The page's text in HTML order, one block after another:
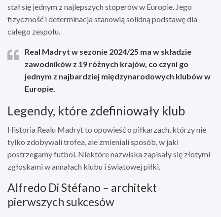
stał się jednym z najlepszych stoperów w Europie. Jego
fizyczność i determinacja stanowią solidną podstawę dla
całego zespołu.
Real Madryt w sezonie 2024/25 ma w składzie
zawodników z 19 różnych krajów, co czyni go
jednym z najbardziej międzynarodowych klubów w
Europie.
Legendy, które zdefiniowały klub
Historia Realu Madryt to opowieść o piłkarzach, którzy nie
tylko zdobywali trofea, ale zmieniali sposób, w jaki
postrzegamy futbol. Niektóre nazwiska zapisały się złotymi
zgłoskami w annałach klubu i światowej piłki.
Alfredo Di Stéfano – architekt
pierwszych sukcesów